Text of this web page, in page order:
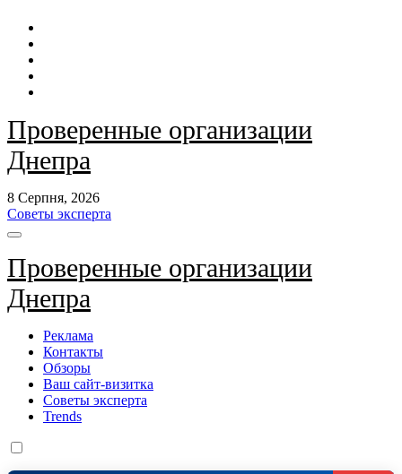
Перейти
контенту
Проверенные организации
Днепра
8 Серпня, 2026
Советы эксперта
Проверенные организации
Днепра
Реклама
Контакты
Обзоры
Ваш сайт-визитка
Советы эксперта
Trends